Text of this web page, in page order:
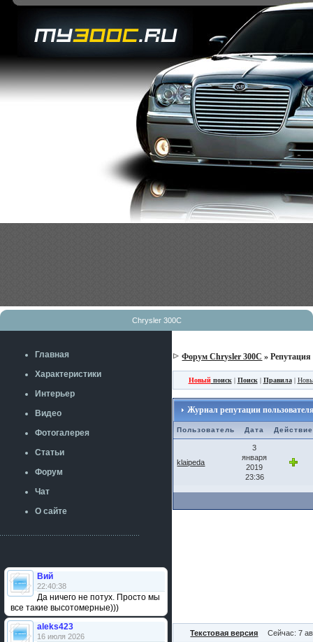
Chrysler 300C
Главная
Характеристики
Интерьер
Видео
Фотогалерея
Статьи
Форум
Чат
О сайте
Вий
22:40:38
Да ничего не потух. Просто мы
все такие высотомерные)))
aleks423
16 июля 2026
Форум Chrysler 300C » Репутация
Новыйпоиск| Поиск| Правила|
Журнал репутации
Пользователь Дата Действие
klaipeda
3
января
2019
23:36
Текстовая версия Сейчас: 7